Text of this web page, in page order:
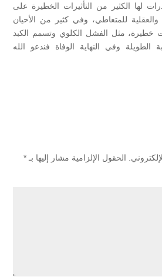
لها الكثير من التأثيرات الخطيرة على
للمتعاطي، وفي كثير من الأحيان
مثل الفشل الكلوي وتسمم الكبد
الطويلة وفي النهاية الوفاة فندعو الله
الحقول الإلزامية مشار إليها بـ *